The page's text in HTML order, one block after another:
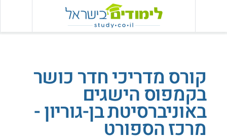
קורס מדריכי חדר כושר
בקמפוס הישגים
באוניברסיטת בן-גוריון -
מרכז הספורט